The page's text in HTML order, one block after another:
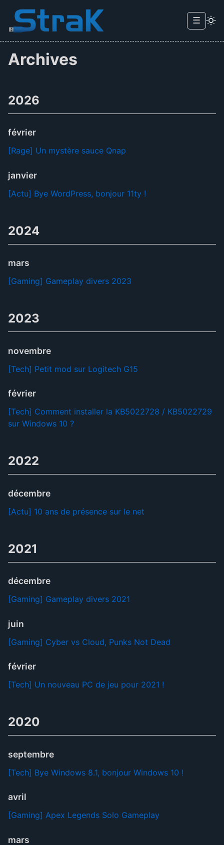
Skip to main content
☰
Archives
2026
février
[Rage] Un mystère sauce Qnap
janvier
[Actu] Bye WordPress, bonjour 11ty !
2024
mars
[Gaming] Gameplay divers 2023
2023
novembre
[Tech] Petit mod sur Logitech G15
février
[Tech] Comment installer la KB5022728 / KB5022729
sur Windows 10 ?
2022
décembre
[Actu] 10 ans de présence sur le net
2021
décembre
[Gaming] Gameplay divers 2021
juin
[Gaming] Cyber vs Cloud, Punks Not Dead
février
[Tech] Un nouveau PC de jeu pour 2021 !
2020
septembre
[Tech] Bye Windows 8.1, bonjour Windows 10 !
avril
[Gaming] Apex Legends Solo Gameplay
mars